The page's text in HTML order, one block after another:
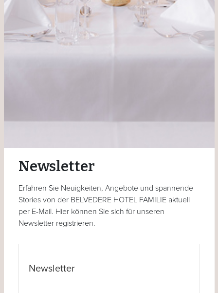
Newsletter
Erfahren Sie Neuigkeiten, Angebote und spannende
Stories von der BELVEDERE HOTEL FAMILIE aktuell
per E-Mail. Hier können Sie sich für unseren
Newsletter registrieren.
Newsletter